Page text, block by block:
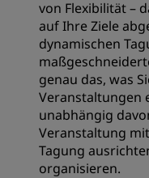
von Flexibilität –
auf Ihre Ziele
dynamischen
genau das, was
Veranstaltungen
unabhängig
Veranstaltung
Tagung
organisieren.